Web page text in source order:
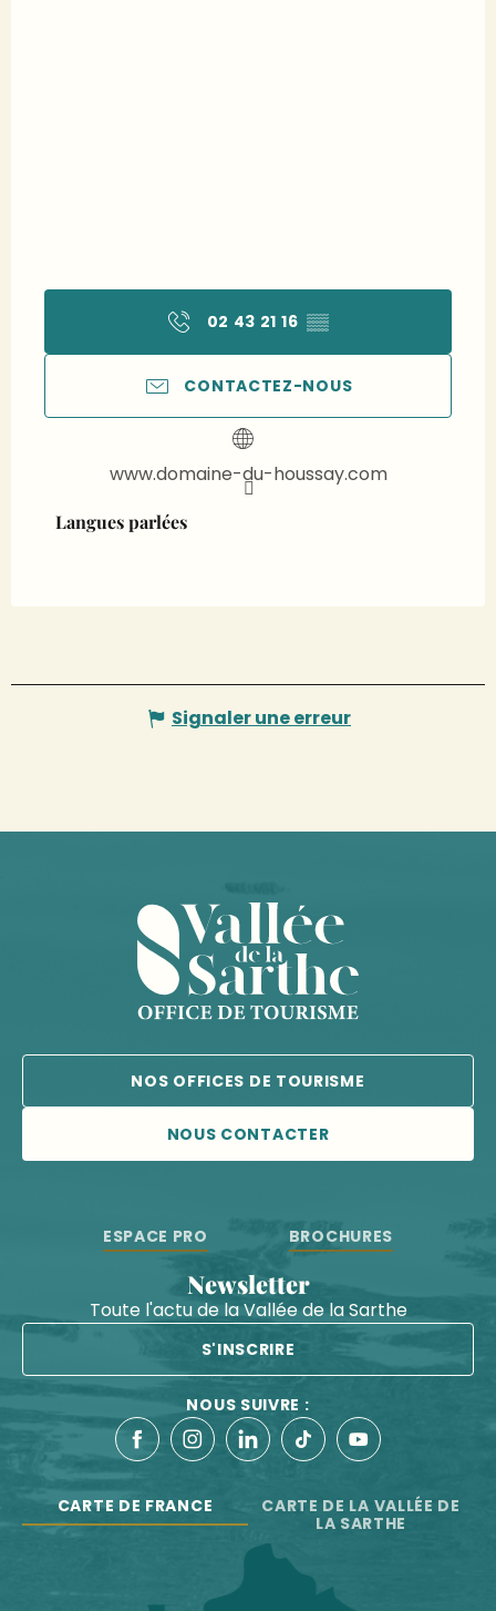
02 43 21 16 ▒▒
CONTACTEZ-NOUS
www.domaine-du-houssay.com
Langues parlées
Langues parlées
Signaler une erreur
NOS OFFICES DE TOURISME
NOUS CONTACTER
ESPACE PRO BROCHURES
Newsletter
Toute l'actu de la Vallée de la Sarthe
S'INSCRIRE
NOUS SUIVRE :
CARTE DE FRANCE
CARTE DE LA VALLÉE DE
LA SARTHE